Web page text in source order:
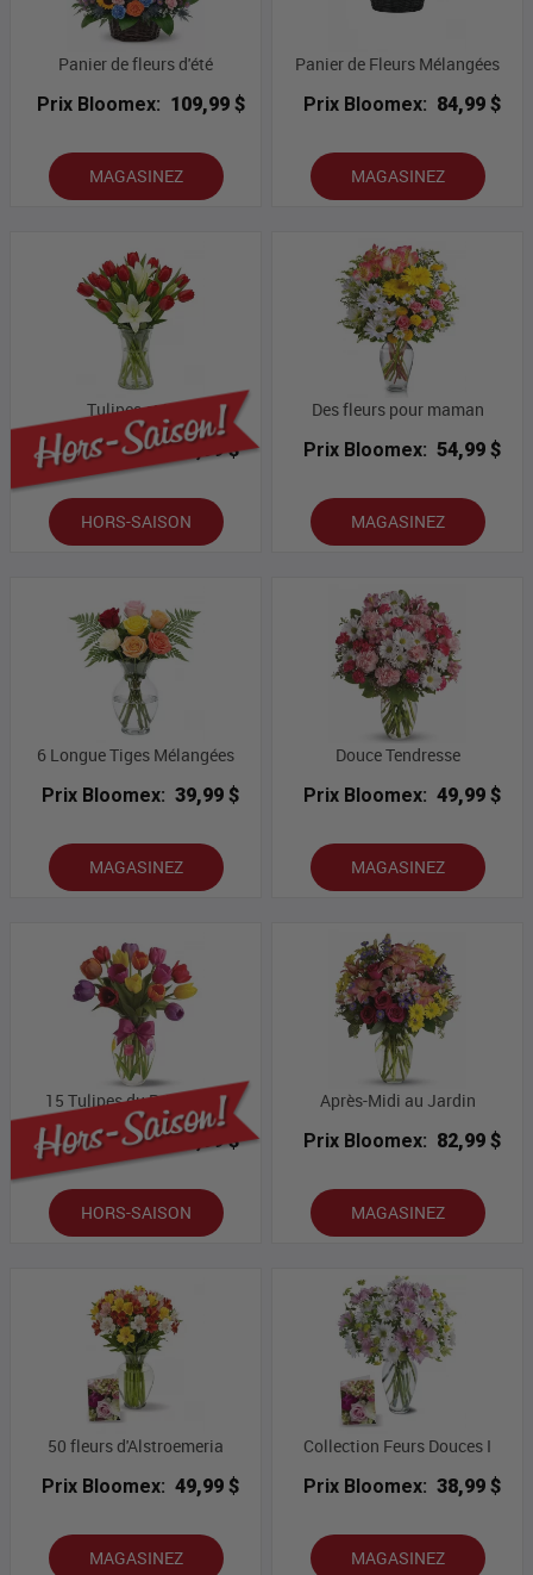
Panier de fleurs d'été
Prix Bloomex: 109,99 $
MAGASINEZ
Panier de Fleurs Mélangées
Prix Bloomex: 84,99 $
MAGASINEZ
Tulipes et Lis
Prix Bloomex: 54,99 $
HORS-SAISON
Des fleurs pour maman
Prix Bloomex: 54,99 $
MAGASINEZ
6 Longue Tiges Mélangées
Prix Bloomex: 39,99 $
MAGASINEZ
Douce Tendresse
Prix Bloomex: 49,99 $
MAGASINEZ
15 Tulipes du Printemps
Prix Bloomex: 59,99 $
HORS-SAISON
Après-Midi au Jardin
Prix Bloomex: 82,99 $
MAGASINEZ
50 fleurs d'Alstroemeria
Prix Bloomex: 49,99 $
MAGASINEZ
Collection Feurs Douces I
Prix Bloomex: 38,99 $
MAGASINEZ